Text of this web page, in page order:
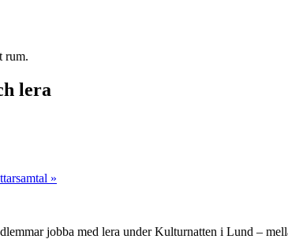
rum.
lera
»
jobba med lera under Kulturnatten i Lund –